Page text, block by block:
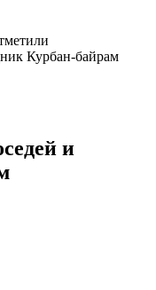
Курбан-байрам
и